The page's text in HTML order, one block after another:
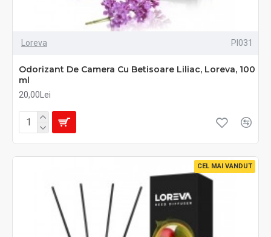
Loreva PI031
Odorizant De Camera Cu Betisoare Liliac, Loreva, 100
ml
20,00Lei
CEL MAI VANDUT